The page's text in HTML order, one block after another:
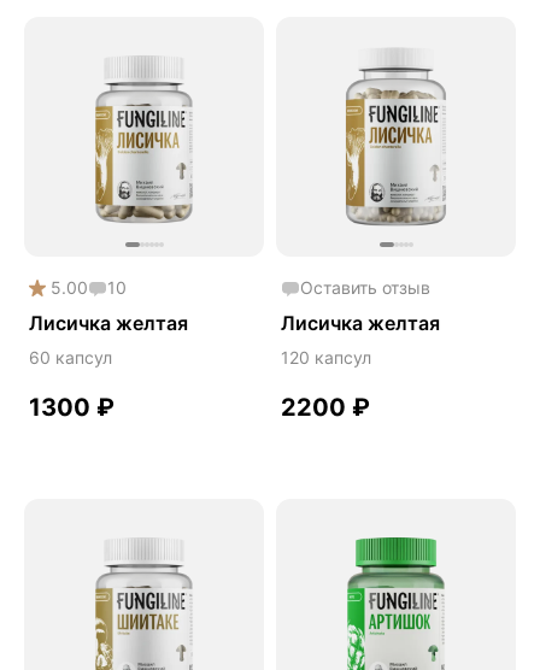
Daily
Mushroom
Phyto
Premium
Solution
Акция
Антипаразит
Антистресс
Гормональный баланс
Готу кола
Деменция
Детокс
5.00 10
Лисичка желтая
60 капсул
1300 ₽
Оставить отзыв
Лисичка желтая
120 капсул
2200 ₽